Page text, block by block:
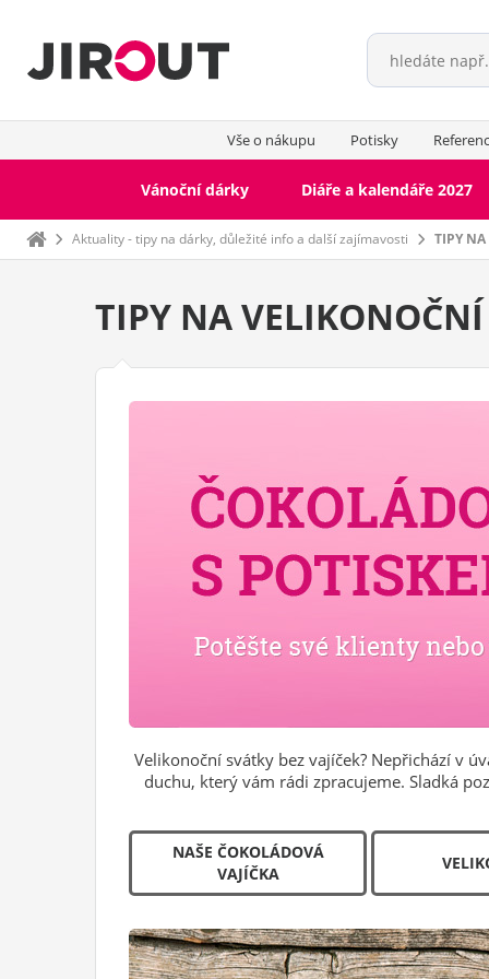
Vše o nákupu Potisky
Vánoční dárky Diáře a kalendáře 2027
Domů Aktuality - tipy na dárky, důležité info a další zajímavosti TIPY
TIPY NA
Velikonoční svátky bez vajíček? Nepřichází v
duchu, který vám rádi zpracujeme. Sladká
NAŠE ČOKOLÁDOVÁ
VAJÍČKA